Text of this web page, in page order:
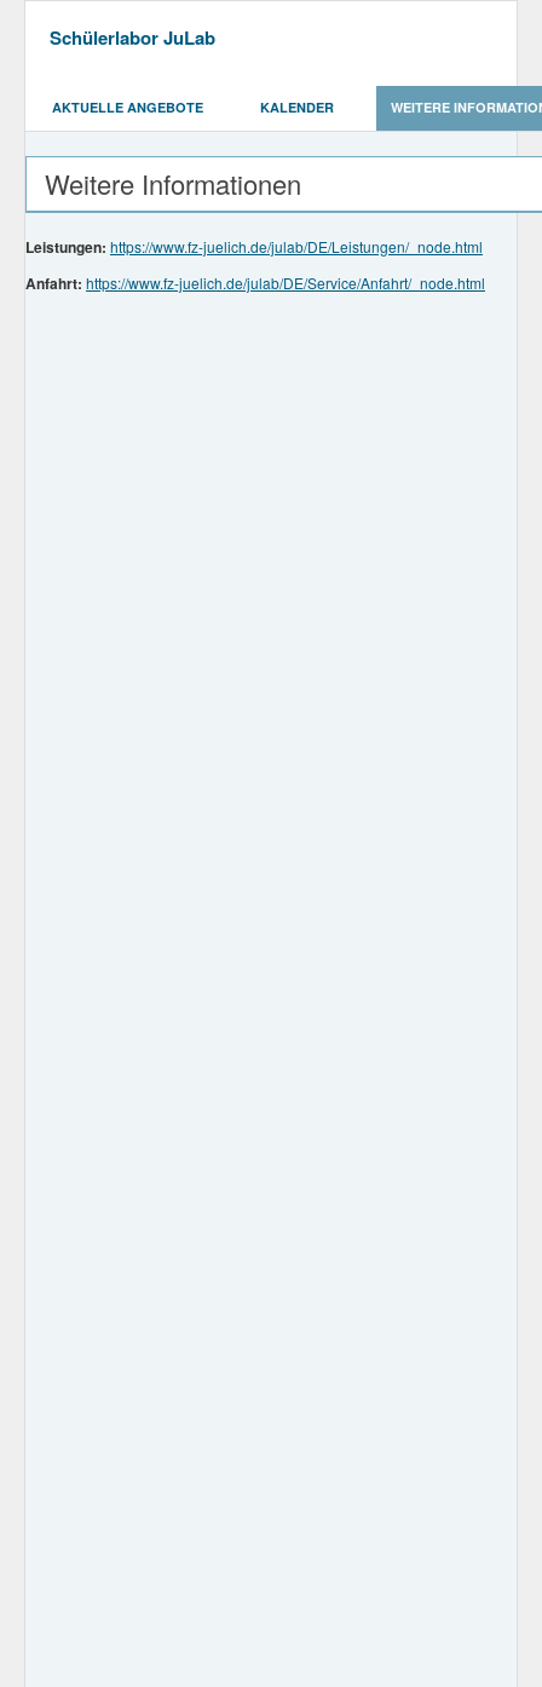
Schülerlabor JuLab
AKTUELLE ANGEBOTE KALENDER WEITERE
Weitere Informationen
Leistungen: https://www.fz-juelich.de/julab/DE/Leistungen/_node.html
Anfahrt: https://www.fz-juelich.de/julab/DE/Service/Anfahrt/_node.html